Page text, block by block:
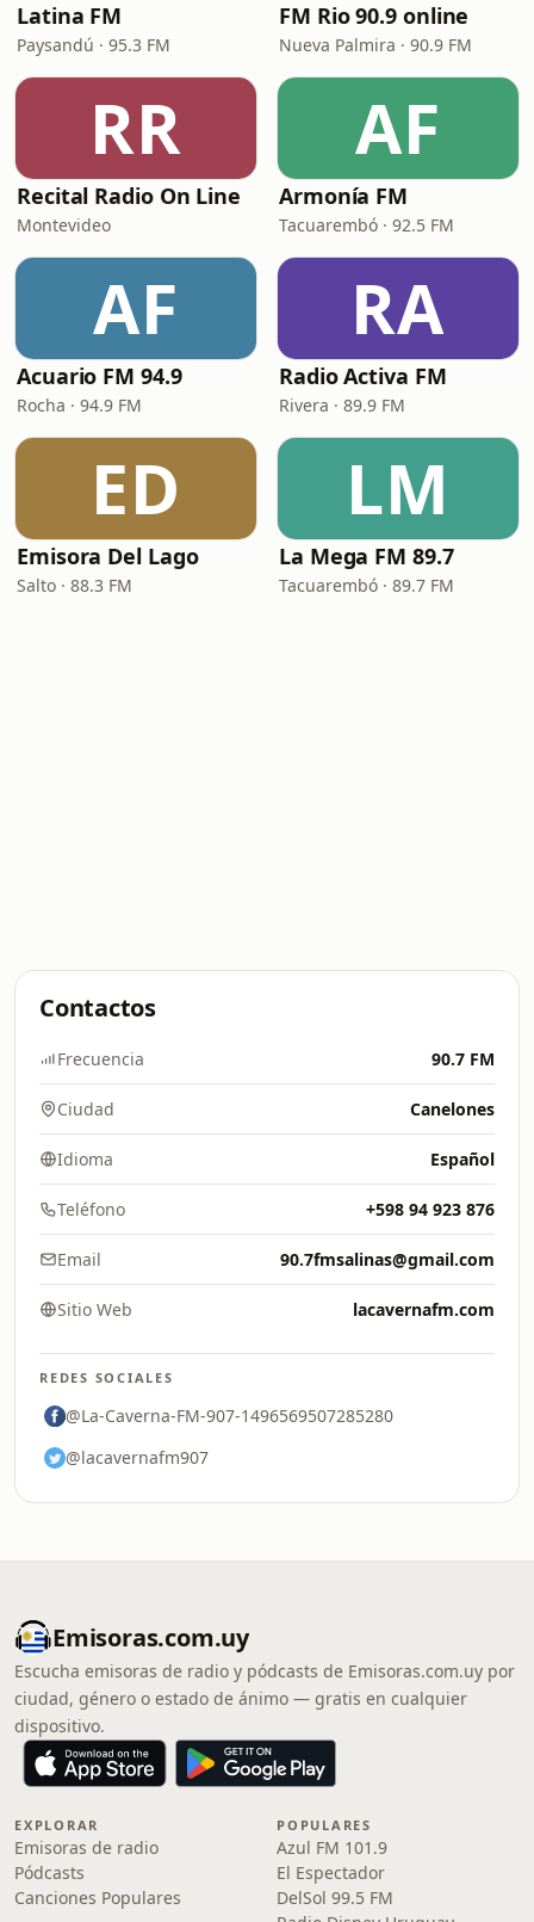
Latina FM
Paysandú · 95.3 FM
FM Rio 90.9 online
Nueva Palmira · 90.9 FM
RR
Recital Radio On Line
Montevideo
AF
Armonía FM
Tacuarembó · 92.5 FM
AF
Acuario FM 94.9
Rocha · 94.9 FM
RA
Radio Activa FM
Rivera · 89.9 FM
ED
Emisora Del Lago
Salto · 88.3 FM
LM
La Mega FM 89.7
Tacuarembó · 89.7 FM
Contactos
Frecuencia 90.7 FM
Ciudad Canelones
Idioma Español
Teléfono +598 94 923 876
Email 90.7fmsalinas@gmail.com
Sitio Web lacavernafm.com
REDES SOCIALES
@La-Caverna-FM-907-1496569507285280
@lacavernafm907
Emisoras.com.uy
Escucha emisoras de radio y pódcasts de Emisoras.com.uy por
ciudad, género o estado de ánimo — gratis en cualquier
dispositivo.
EXPLORAR
Emisoras de radio
Pódcasts
Canciones Populares
POPULARES
Azul FM 101.9
El Espectador
DelSol 99.5 FM